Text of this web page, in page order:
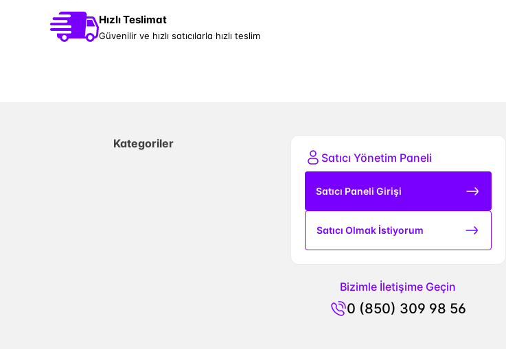
Hızlı Teslimat
Güvenilir ve hızlı satıcılarla hızlı teslim
Kategoriler
Satıcı Yönetim Paneli
Satıcı Paneli Girişi
Satıcı Olmak İstiyorum
Bizimle İletişime Geçin
0 (850) 309 98 56